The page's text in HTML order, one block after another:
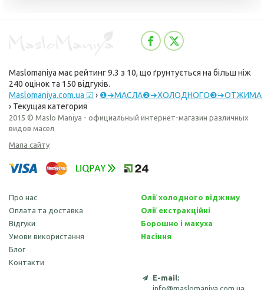
Maslomaniya має рейтинг9.3 з 10, що ґрунтується на більш ніж
240 оцінок та 150 відгуків.
Maslomaniya.com.ua ☑ › ❶➔МАСЛА❷➔ХОЛОДНОГО❸➔ОТЖИМА
› Текущая категория
2015 © Maslo Maniya - официальный интернет-магазин различных
видов масел
Мапа сайту
Про нас
Оплата та доставка
Відгуки
Умови використання
Блог
Контакти
Олії холодного віджиму
Олії екстракційні
Борошно і макуха
Насіння
E-mail: